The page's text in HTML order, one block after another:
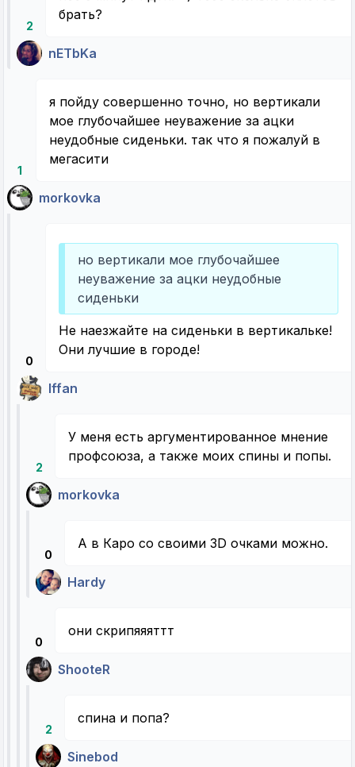
2
брать?
nETbKa
1
я пойду совершенно точно, но вертикали
мое глубочайшее неуважение за ацки
неудобные сиденьки. так что я пожалуй в
мегасити
morkovka
0
но вертикали мое глубочайшее
неуважение за ацки неудобные
сиденьки
Не наезжайте на сиденьки в вертикальке!
Они лучшие в городе!
Iffan
2
У меня есть аргументированное мнение
профсоюза, а также моих спины и попы.
morkovka
0
А в Каро со своими 3D очками можно.
Hardy
0
они скрипяяяттт
ShooteR
2
спина и попа?
Sinebod